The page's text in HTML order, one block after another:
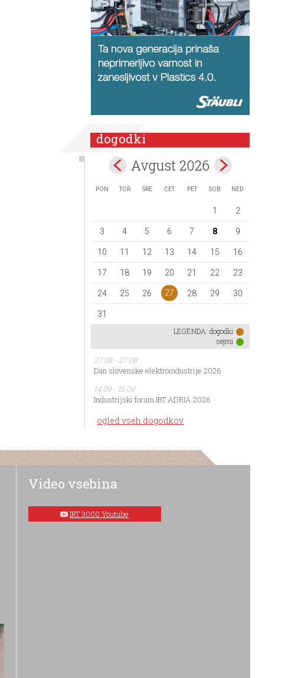
dogodki
Avgust 2026
PON TOR SRE ČET PET SOB NED
1 2
3 4 5 6 7 8 9
10 11 12 13 14 15 16
17 18 19 20 21 22 23
24 25 26 27 28 29 30
31
LEGENDA: dogodki
sejmi
27.08 - 27.08
Dan slovenske elektroindustrije 2026
14.09 - 15.09
Industrijski forum IRT ADRIA 2026
ogled vseh dogodkov
Video vsebina
IRT 3000 Youtube